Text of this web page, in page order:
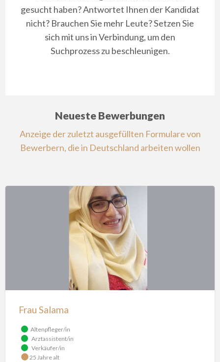
gesucht haben? Antwortet Ihnen der Kandidat
nicht? Brauchen Sie mehr Leute? Setzen Sie
sich mit uns in Verbindung, um den
Suchprozess zu beschleunigen.
Neueste Bewerbungen
Anzeige der zuletzt ausgefüllten Formulare von
Bewerbern, die in Deutschland arbeiten wollen
Frau Salama
Altenpfleger/in
Arztassistent/in
Verkäufer/in
25 Jahre alt